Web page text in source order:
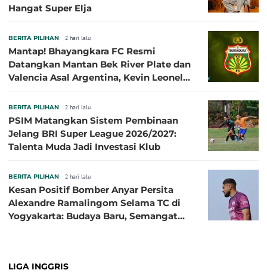
Hangat Super Elja
BERITA PILIHAN 2 hari lalu
Mantap! Bhayangkara FC Resmi
Datangkan Mantan Bek River Plate dan
Valencia Asal Argentina, Kevin Leonel
BERITA PILIHAN 2 hari lalu
PSIM Matangkan Sistem Pembinaan
Jelang BRI Super League 2026/2027:
Talenta Muda Jadi Investasi Klub
BERITA PILIHAN 2 hari lalu
Kesan Positif Bomber Anyar Persita
Alexandre Ramalingom Selama TC di
Yogyakarta: Budaya Baru, Semangat
LIGA INGGRIS